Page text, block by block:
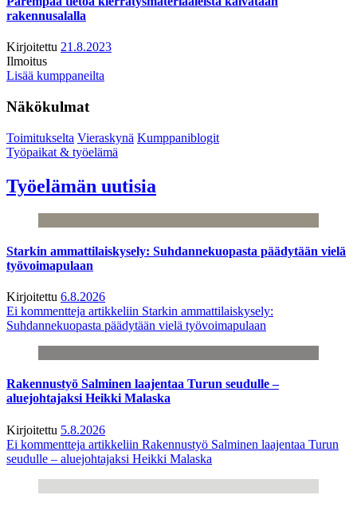
rakennusalalla
Kirjoitettu 21.8.2023
Ilmoitus
Lisää kumppaneilta
Näkökulmat
Toimitukselta Vieraskynä Kumppaniblogit
Työpaikat & työelämä
Työelämän uutisia
Starkin ammattilaiskysely: Suhdannekuopasta päädytään vielä
työvoimapulaan
Kirjoitettu 6.8.2026
Ei kommentteja artikkeliin Starkin ammattilaiskysely:
Suhdannekuopasta päädytään vielä työvoimapulaan
Rakennustyö Salminen laajentaa Turun seudulle –
aluejohtajaksi Heikki Malaska
Kirjoitettu 5.8.2026
Ei kommentteja artikkeliin Rakennustyö Salminen laajentaa Turun
seudulle – aluejohtajaksi Heikki Malaska